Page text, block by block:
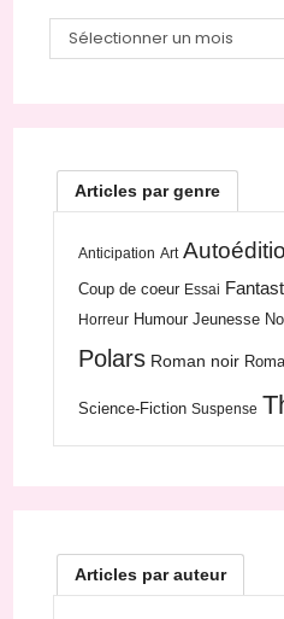
Archives
Sélectionner un mois
Articles par genre
Anticipation Art
Coup de coeur Essai
Horreur Humour Jeunesse
Polars Roman noir
Science-Fiction Suspense
Articles par auteur